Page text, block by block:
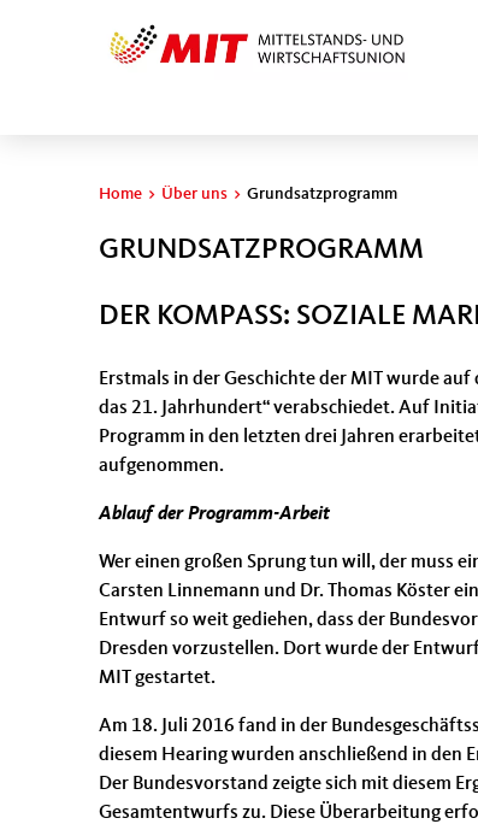
Sie sind hier
Home > Über uns > Grundsatzprogramm
GRUNDSATZPROGRAMM
DER KOMPASS: SOZIALE
Erstmals in der Geschichte der MIT wurde
das 21. Jahrhundert“ verabschiedet. Auf
Programm in den letzten drei Jahren
aufgenommen.
Ablauf der Programm-Arbeit
Wer einen großen Sprung tun will, der muss
Carsten Linnemann und Dr. Thomas Köster
Entwurf so weit gediehen, dass der
Dresden vorzustellen. Dort wurde der
MIT gestartet.
Am 18. Juli 2016 fand in der
diesem Hearing wurden anschließend in den
Der Bundesvorstand zeigte sich mit diesem
Gesamtentwurfs zu. Diese Überarbeitung